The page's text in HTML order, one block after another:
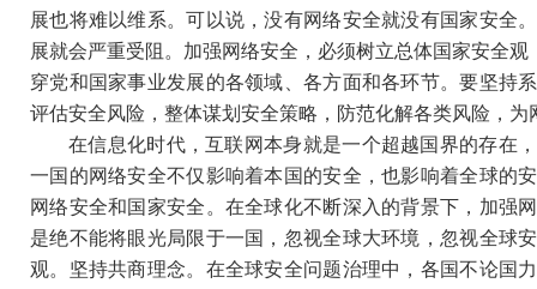
展也将难以维系。可以说，没有网络安全就没有国家安全
展就会严重受阻。加强网络安全，必须树立总体国家安全观
穿党和国家事业发展的各领域、各方面和各环节。要坚持
评估安全风险，整体谋划安全策略，防范化解各类风险，
在信息化时代，互联网本身就是一个超越国界的存在
一国的网络安全不仅影响着本国的安全，也影响着全球的
网络安全和国家安全。在全球化不断深入的背景下，加强
是绝不能将眼光局限于一国，忽视全球大环境，忽视全球
观。坚持共商理念。在全球安全问题治理中，各国不论国